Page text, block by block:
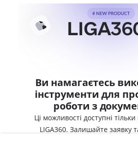
Ви намагаєтесь
інструменти для
роботи з
Ці можливості доступні
LIGA360. Залишайте заявку
доступ для професійної